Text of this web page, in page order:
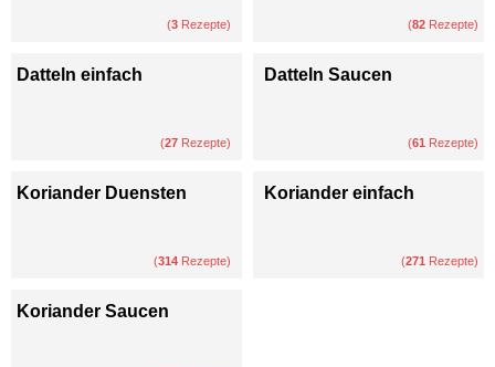
(3 Rezepte) (82 Rezepte)
Datteln einfach
(27 Rezepte)
Datteln Saucen
(61 Rezepte)
Koriander Duensten
(314 Rezepte)
Koriander einfach
(271 Rezepte)
Koriander Saucen